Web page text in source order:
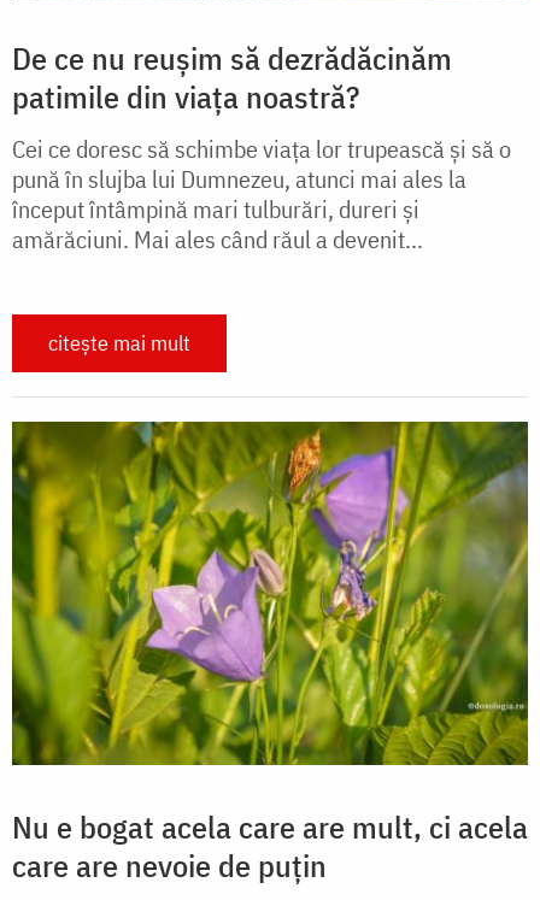
De ce nu reușim să dezrădăcinăm
patimile din viața noastră?
Cei ce doresc să schimbe viața lor trupească și să o
pună în slujba lui Dumnezeu, atunci mai ales la
început întâmpină mari tulburări, dureri și
amărăciuni. Mai ales când răul a devenit...
citește mai mult
Nu e bogat acela care are mult, ci acela
care are nevoie de puțin